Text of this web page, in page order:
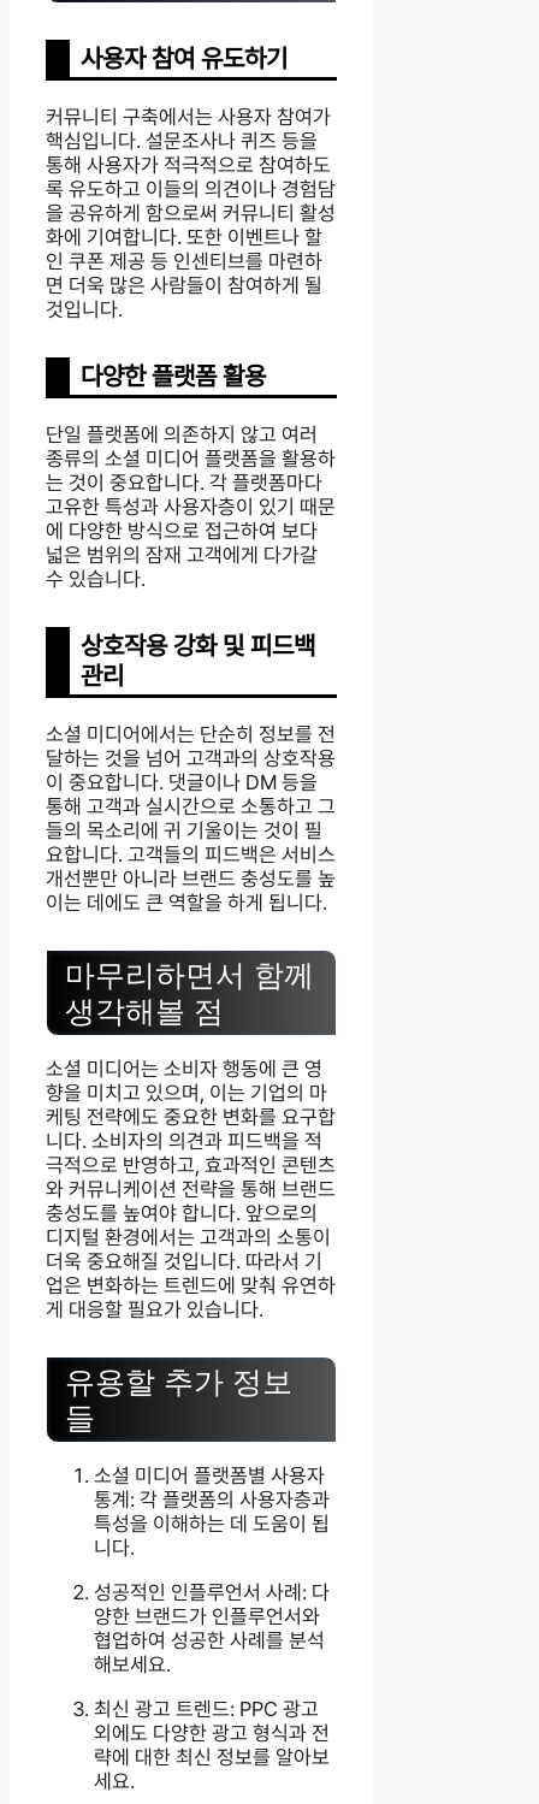
사용자 참여 유도하기
커뮤니티 구축에서는 사용자 참여가
핵심입니다. 설문조사나 퀴즈 등을
통해 사용자가 적극적으로 참여하도
록 유도하고 이들의 의견이나 경험담
을 공유하게 함으로써 커뮤니티 활성
화에 기여합니다. 또한 이벤트나 할
인 쿠폰 제공 등 인센티브를 마련하
면 더욱 많은 사람들이 참여하게 될
것입니다.
다양한 플랫폼 활용
단일 플랫폼에 의존하지 않고 여러
종류의 소셜 미디어 플랫폼을 활용하
는 것이 중요합니다. 각 플랫폼마다
고유한 특성과 사용자층이 있기 때문
에 다양한 방식으로 접근하여 보다
넓은 범위의 잠재 고객에게 다가갈
수 있습니다.
상호작용 강화 및 피드백
관리
소셜 미디어에서는 단순히 정보를 전
달하는 것을 넘어 고객과의 상호작용
이 중요합니다. 댓글이나 DM 등을
통해 고객과 실시간으로 소통하고 그
들의 목소리에 귀 기울이는 것이 필
요합니다. 고객들의 피드백은 서비스
개선뿐만 아니라 브랜드 충성도를 높
이는 데에도 큰 역할을 하게 됩니다.
마무리하면서 함께
생각해볼 점
소셜 미디어는 소비자 행동에 큰 영
향을 미치고 있으며, 이는 기업의 마
케팅 전략에도 중요한 변화를 요구합
니다. 소비자의 의견과 피드백을 적
극적으로 반영하고, 효과적인 콘텐츠
와 커뮤니케이션 전략을 통해 브랜드
충성도를 높여야 합니다. 앞으로의
디지털 환경에서는 고객과의 소통이
더욱 중요해질 것입니다. 따라서 기
업은 변화하는 트렌드에 맞춰 유연하
게 대응할 필요가 있습니다.
유용할 추가 정보
들
소셜 미디어 플랫폼별 사용자
통계: 각 플랫폼의 사용자층과
특성을 이해하는 데 도움이 됩
니다.
성공적인 인플루언서 사례: 다
양한 브랜드가 인플루언서와
협업하여 성공한 사례를 분석
해보세요.
최신 광고 트렌드: PPC 광고
외에도 다양한 광고 형식과 전
략에 대한 최신 정보를 알아보
세요.